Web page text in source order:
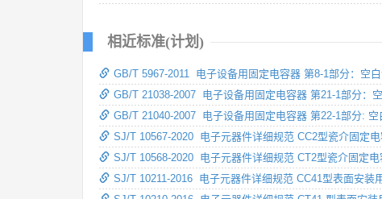
相近标准(计划)
GB/T 5967-2011 电子设备用固定电容器 第8-1部分：空
GB/T 21038-2007 电子设备用固定电容器 第21-1部分：
GB/T 21040-2007 电子设备用固定电容器 第22-1部分:
SJ/T 10567-2020 电子元器件详细规范 CC2型瓷介固定
SJ/T 10568-2020 电子元器件详细规范 CT2型瓷介固定
SJ/T 10211-2016 电子元器件详细规范 CC41型表面安装